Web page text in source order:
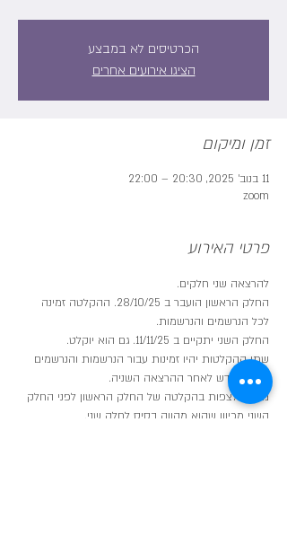
הכרטיסים לא במבצע
הציגו אירועים אחרים
זמן ומיקום
11 בנוב׳ 2025, 20:30 – 22:00
zoom
פרטי האירוע
להרצאה שני חלקים.
החלק הראשון הועבר ב 28/10/25. ההקלטה זמינה
לכל הנרשמים והנרשמות.
החלק השני יתקיים ב 11/11/25. גם הוא יוקלט.
שתי ההקלטות יהיו זמינות עבור הנרשמות והנרשמים
למשך חודש לאחר ההרצאה השניה.
מומלץ לצפות בהקלטה של החלק הראשון לפני החלק
השני מכיוון שהוא מהווה בסיס לחלק שני.